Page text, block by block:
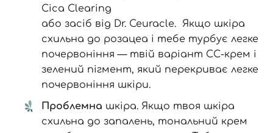
Cica Clearing
або засіб від Dr. Ceuracle. Якщо шкіра
схильна до розацеа і тебе турбує легке
почервоніння — твій варіант СС-крем і
зелений пігмент, який перекриває легке
почервоніння шкіри.
Проблемна шкіра. Якщо твоя шкіра
схильна до запалень, тональний крем